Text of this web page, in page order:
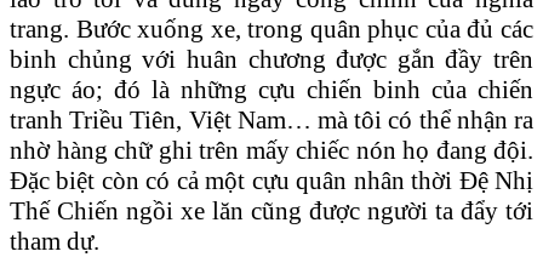
trang. Bước xuống xe, trong quân phục của đủ các
binh chủng với huân chương được gắn đầy trên
ngực áo; đó là những cựu chiến binh của chiến
tranh Triều Tiên, Việt Nam… mà tôi có thể nhận ra
nhờ hàng chữ ghi trên mấy chiếc nón họ đang đội.
Đặc biệt còn có cả một cựu quân nhân thời Đệ Nhị
Thế Chiến ngồi xe lăn cũng được người ta đẩy tới
tham dự.